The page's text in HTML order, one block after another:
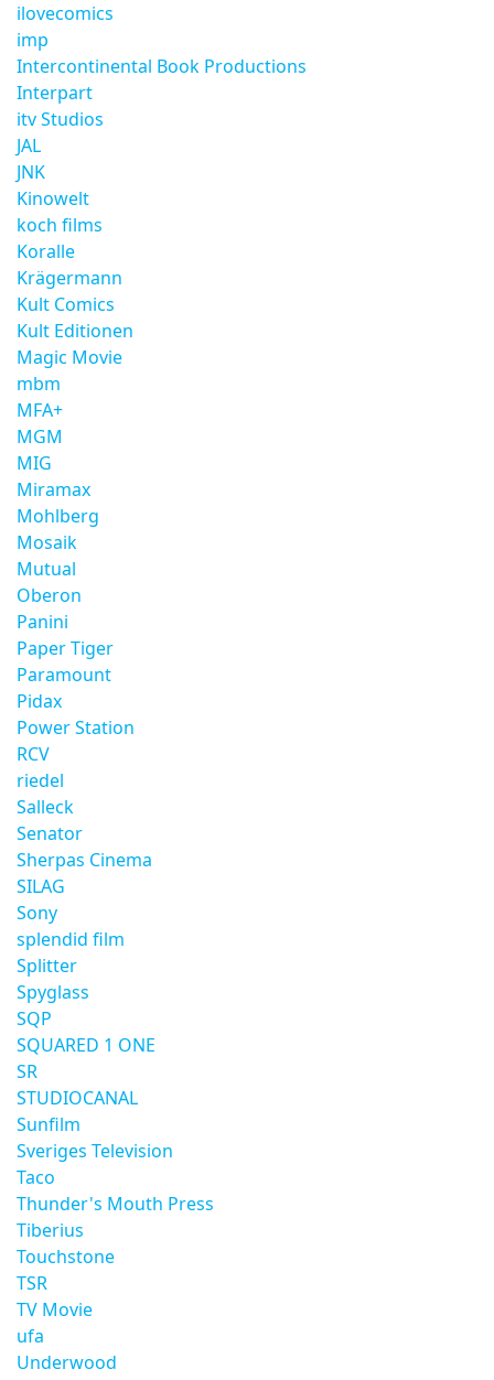
ilovecomics
imp
Intercontinental Book Productions
Interpart
itv Studios
JAL
JNK
Kinowelt
koch films
Koralle
Krägermann
Kult Comics
Kult Editionen
Magic Movie
mbm
MFA+
MGM
MIG
Miramax
Mohlberg
Mosaik
Mutual
Oberon
Panini
Paper Tiger
Paramount
Pidax
Power Station
RCV
riedel
Salleck
Senator
Sherpas Cinema
SILAG
Sony
splendid film
Splitter
Spyglass
SQP
SQUARED 1 ONE
SR
STUDIOCANAL
Sunfilm
Sveriges Television
Taco
Thunder's Mouth Press
Tiberius
Touchstone
TSR
TV Movie
ufa
Underwood